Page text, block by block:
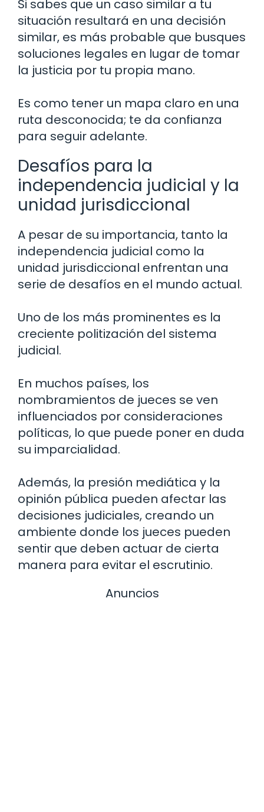
Si sabes que un caso similar a tu
situación resultará en una decisión
similar, es más probable que busques
soluciones legales en lugar de tomar
la justicia por tu propia mano.
Es como tener un mapa claro en una
ruta desconocida; te da confianza
para seguir adelante.
Desafíos para la
independencia judicial y la
unidad jurisdiccional
A pesar de su importancia, tanto la
independencia judicial como la
unidad jurisdiccional enfrentan una
serie de desafíos en el mundo actual.
Uno de los más prominentes es la
creciente politización del sistema
judicial.
En muchos países, los
nombramientos de jueces se ven
influenciados por consideraciones
políticas, lo que puede poner en duda
su imparcialidad.
Además, la presión mediática y la
opinión pública pueden afectar las
decisiones judiciales, creando un
ambiente donde los jueces pueden
sentir que deben actuar de cierta
manera para evitar el escrutinio.
Anuncios